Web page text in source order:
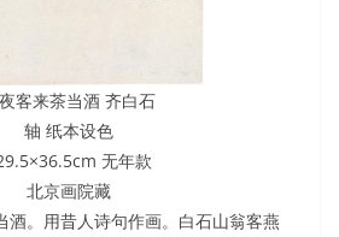
客来茶当酒 齐白石
轴 纸本设色
无年款
北京画院藏
酒。用昔人诗句作画。白石山翁客燕